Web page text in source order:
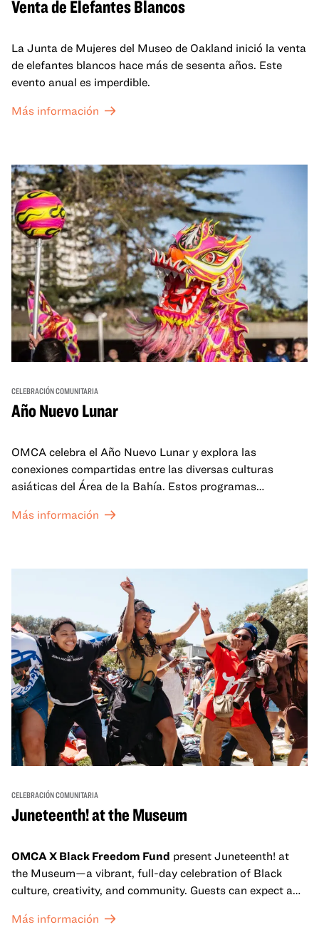
Venta de Elefantes Blancos
La Junta de Mujeres del Museo de Oakland inició la venta
de elefantes blancos hace más de sesenta años. Este
evento anual es imperdible.
Más información
CELEBRACIÓN COMUNITARIA
Año Nuevo Lunar
OMCA celebra el Año Nuevo Lunar y explora las
conexiones compartidas entre las diversas culturas
asiáticas del Área de la Bahía. Estos programas
celebran y honran las tradiciones del Año Nuevo Lunar a
un espacio para que nuestras comunidades AAPI se
reúnan y se eleven mutuamente con círculos de curación
tanto presenciales como virtuales.
Más información
CELEBRACIÓN COMUNITARIA
Juneteenth! at the Museum
OMCA X Black Freedom Fund present Juneteenth! at
the Museum—a vibrant, full-day celebration of Black
culture, creativity, and community. Guests can expect a
sets from boundary-pushing artists, delicious offerings
Más información